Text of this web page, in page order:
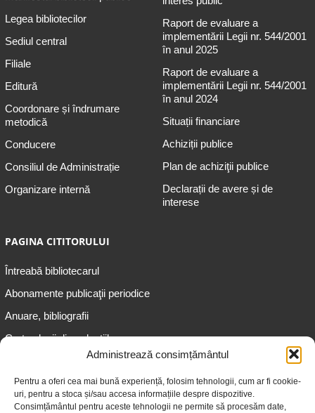
Administrează consimțământul
Pentru a oferi cea mai bună experiență, folosim tehnologii, cum ar fi cookie-
uri, pentru a stoca și/sau accesa informațiile despre dispozitive.
Consimțământul pentru aceste tehnologii ne permite să procesăm date,
Legea bibliotecilor
Sediul central
Filiale
Editură
Coordonare și îndrumare
metodică
Conducere
Consiliul de Administrație
Organizare internă
Raport de evaluare a
implementării Legii nr. 544/2001
în anul 2025
Raport de evaluare a
implementării Legii nr. 544/2001
în anul 2024
Situații financiare
Achiziții publice
Plan de achiziţii publice
Declarații de avere și de
interese
PAGINA CITITORULUI
Întreabă bibliotecarul
Abonamente publicaţii periodice
Anuare, bibliografii
Cartea lunii din colecțiile
Informații pentru adolescenți